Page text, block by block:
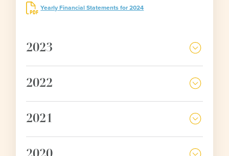
Yearly Financial Statements for 2024
2023
2022
2021